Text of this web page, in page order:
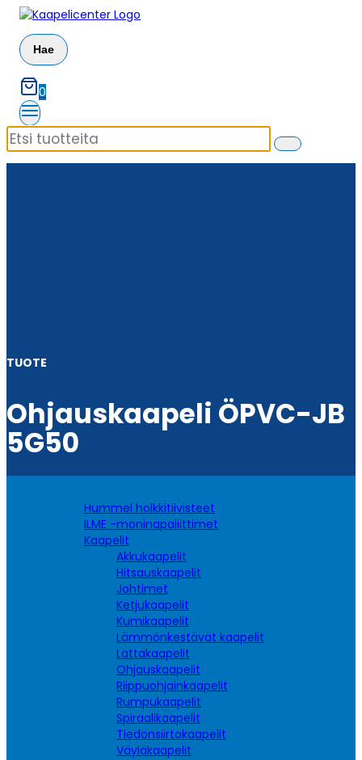
Siirry
sisältöön
Hae
0
TUOTE
Ohjauskaapeli ÖPVC-JB
5G50
Hummel holkkitiivisteet
ILME -moninapaliittimet
Kaapelit
Akkukaapelit
Hitsauskaapelit
Johtimet
Ketjukaapelit
Kumikaapelit
Lämmönkestävät kaapelit
Lattakaapelit
Ohjauskaapelit
Riippuohjainkaapelit
Rumpukaapelit
Spiraalikaapelit
Tiedonsiirtokaapelit
Väyläkaapelit